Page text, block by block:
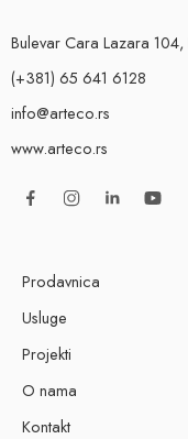
Bulevar Cara Lazara
(+381) 65 641 6128
info@arteco.rs
www.arteco.rs
Prodavnica
Usluge
Projekti
O nama
Kontakt